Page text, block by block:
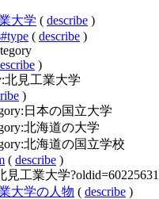
大学 ( describe )
( describe )
)
北見工業大学
)
日本の国立大学
北海道の大学
北海道の国立学校
( describe )
見工業大学?oldid=60225631
大学の人物 ( describe )